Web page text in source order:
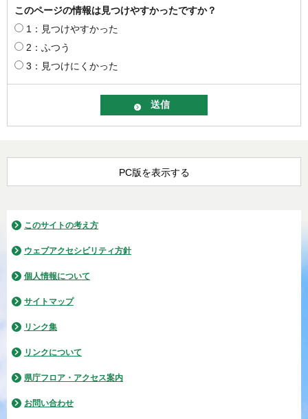
このページの情報は見つけやすかったですか？
1：見つけやすかった
2：ふつう
3：見つけにくかった
PC版を表示する
このサイトの考え方
ウェブアクセシビリティ方針
個人情報について
サイトマップ
リンク集
リンクについて
県庁フロア・アクセス案内
お問い合わせ